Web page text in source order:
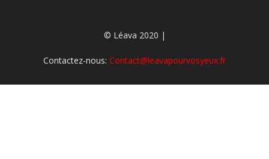
© Léava 2020 |
Contactez-nous: Contact@leavapourvosyeux.fr